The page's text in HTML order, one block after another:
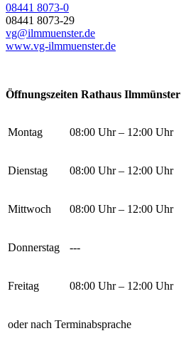
08441 8073-0
08441 8073-29
vg@ilmmuenster.de
www.vg-ilmmuenster.de
Öffnungszeiten Rathaus Ilmmünster
Montag 08:00 Uhr – 12:00 Uhr
Dienstag 08:00 Uhr – 12:00 Uhr
Mittwoch 08:00 Uhr – 12:00 Uhr
Donnerstag ---
Freitag 08:00 Uhr – 12:00 Uhr
oder nach Terminabsprache